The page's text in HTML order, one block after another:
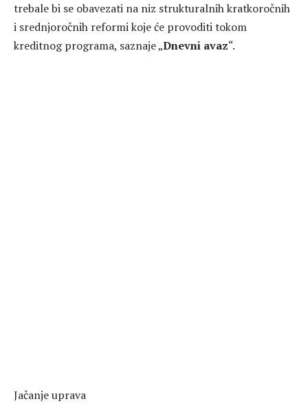
trebale bi se obavezati na niz strukturalnih kratkoročnih
i srednjoročnih reformi koje će provoditi tokom
kreditnog programa, saznaje „Dnevni avaz“.
Jačanje uprava